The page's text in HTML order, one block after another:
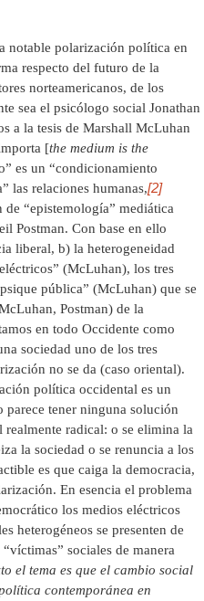
notable polarización política en
respecto del futuro de la
norteamericanos, de los
sea el psicólogo social Jonathan
a la tesis de Marshall McLuhan
[the medium is the
es un “condicionamiento
las relaciones humanas,[2]
“epistemología” mediática
Postman. Con base en ello
liberal, b) la heterogeneidad
(McLuhan), los tres
pública” (McLuhan) que se
Postman) de la
en todo Occidente como
sociedad uno de los tres
no se da (caso oriental).
política occidental es un
parece tener ninguna solución
realmente radical: o se elimina la
la sociedad o se renuncia a los
es que caiga la democracia,
En esencia el problema
los medios eléctricos
heterogéneos se presenten de
sociales de manera
el tema es que el cambio social
contemporánea en